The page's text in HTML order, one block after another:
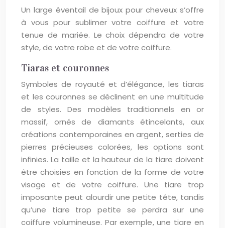
Un large éventail de bijoux pour cheveux s’offre
à vous pour sublimer votre coiffure et votre
tenue de mariée. Le choix dépendra de votre
style, de votre robe et de votre coiffure.
Tiaras et couronnes
Symboles de royauté et d’élégance, les tiaras
et les couronnes se déclinent en une multitude
de styles. Des modèles traditionnels en or
massif, ornés de diamants étincelants, aux
créations contemporaines en argent, serties de
pierres précieuses colorées, les options sont
infinies. La taille et la hauteur de la tiare doivent
être choisies en fonction de la forme de votre
visage et de votre coiffure. Une tiare trop
imposante peut alourdir une petite tête, tandis
qu’une tiare trop petite se perdra sur une
coiffure volumineuse. Par exemple, une tiare en